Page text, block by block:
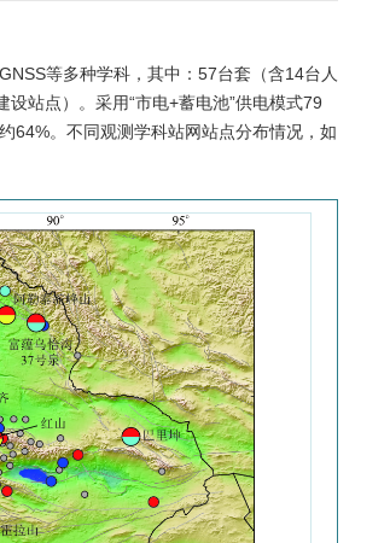
等多种学科，其中：57台套（含14台人
站点）。采用“市电+蓄电池”供电模式79
64%。不同观测学科站网站点分布情况，如